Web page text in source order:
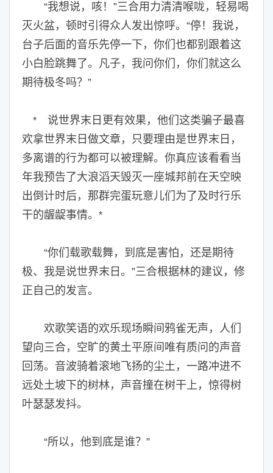
“我想说，咳！”三合用力清清喉咙，轻易喝
灭火盆，顿时引得众人发出惊呼。“停！我说，
台子后面的音乐先停一下，你们也都别跟着这
小白脸跳舞了。凡子，我问你们，你们就这么
期待极冬吗？”
* 说世界末日更有效果，他们这类骗子最喜
欢拿世界末日做文章，只要理由是世界末日，
多离谱的行为都可以被理解。你真应该看看当
年我预告了大浪滔天毁灭一座城邦前在天空映
出倒计时后，那群完蛋玩意儿们为了及时行乐
干的龌龊事情。 *
“你们载歌载舞，到底是害怕，还是期待
极、我是说世界末日。”三合根据林的建议，修
正自己的发言。
欢歌笑语的欢乐现场瞬间鸦雀无声，人们
望向三合，空旷的黄土平原间唯有质问的声音
回荡。音波骑着滚地飞扬的尘土，一路冲进不
远处土坡下的树林，声音撞在树干上，惊得树
叶瑟瑟发抖。
“所以，他到底是谁？”